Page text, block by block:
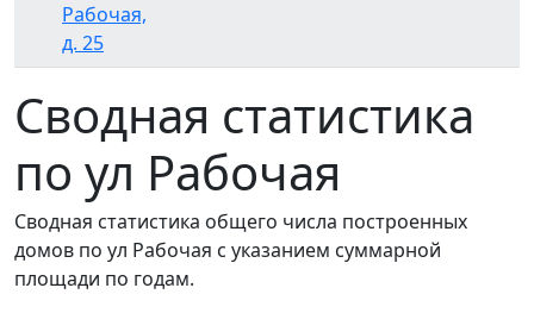
Рабочая,
д. 25
Сводная статистика
по ул Рабочая
Сводная статистика общего числа построенных
домов по ул Рабочая с указанием суммарной
площади по годам.